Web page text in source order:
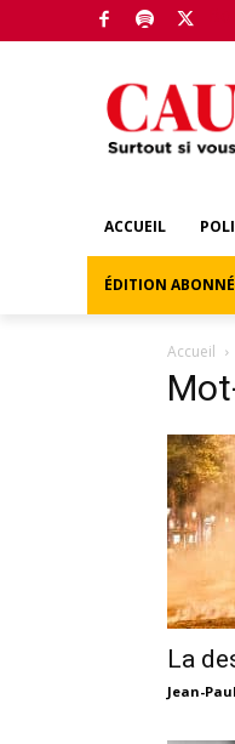
ACCUEIL
ÉDITION ABONNÉ
Accueil
La
Jean-